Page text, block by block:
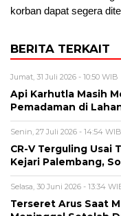
korban dapat segera
BERITA TERKAIT
Jumat, 31 Juli 2026 - 10:50 WIB
Api Karhutla Masih
Pemadaman di
Senin, 27 Juli 2026 - 14:54 WIB
CR-V Terguling Usai
Kejari Palembang,
Selasa, 30 Juni 2026 - 13:34
Terseret Arus Saat